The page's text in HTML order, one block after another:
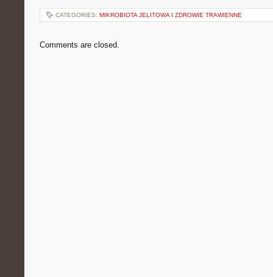
CATEGORIES: MIKROBIOTA JELITOWA I ZDROWIE TRAWIENNE
Comments are closed.